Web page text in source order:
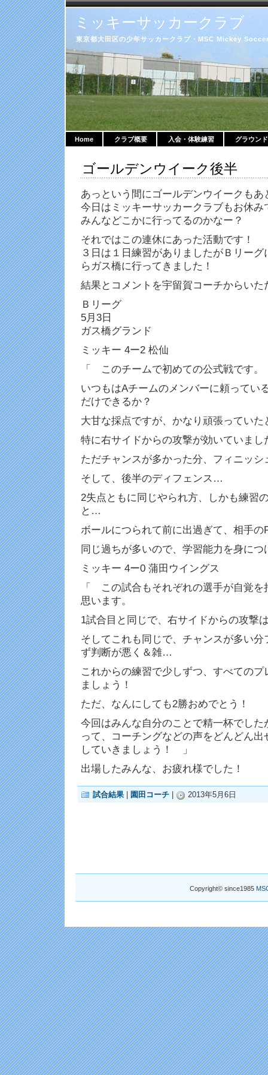
ミッキーサッカークラブ
東京都大田区の少年サッカークラブ・MSC Mickey
Home クラブ概要 入会・体験練習 グラウン
ゴールデンウイーク後半
あっという間にゴールデンウイークもあ
今日はミッキーサッカークラブもお休み
みんなどこかに行ってるのかなー？
それではこの連休にあった活動です！
３日は１日練習がありましたがＢリー
らガス橋に行ってきました！
結果とコメントを宇留賀コーチからいた
Ｂリーグ
5月3日
ガス橋グランド
ミッキー 4ー2 松仙
「 このチームで初めての公式戦です。
いつもはAチームのメンバーに頼ってい
だけできるか？
大甘な採点ですが、かなり頑張っていた
特に右サイドからの攻撃が効いていまし
ただチャンスが多かった分、フィニッ
そして、後半のディフェンス…
2失点ともに同じやられ方、しかも練習
と…
ボールにつられて前に出過ぎて、相手
同じ過ちが多いので、学習能力を身に
ミッキー 4ー0 蒲田ウイングス
「 この試合もそれぞれの選手が自覚を
思います。
1試合目と同じで、右サイドからの攻撃
そしてこれも同じで、チャンスが多い
ず判断が悪く＆雑…
これからの練習で少しずつ、すべての
ましょう！
ただ、なんにしても2勝おめでとう！
今回はみんな自分のことで精一杯でし
って、コーチングなどの声をどんどん
していきましょう！ 」
出場したみんな、お疲れ様でした！
試合結果 園田コーチ 2013年5月6日
Copyright© since1985